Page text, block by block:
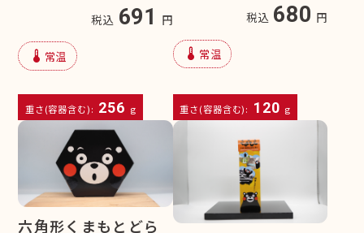
税込 691 円
device_thermostat 常温
重さ(容器含む): 256 g
税込 680 円
device_thermostat 常温
重さ(容器含む): 120 g
六角形くまもとどら